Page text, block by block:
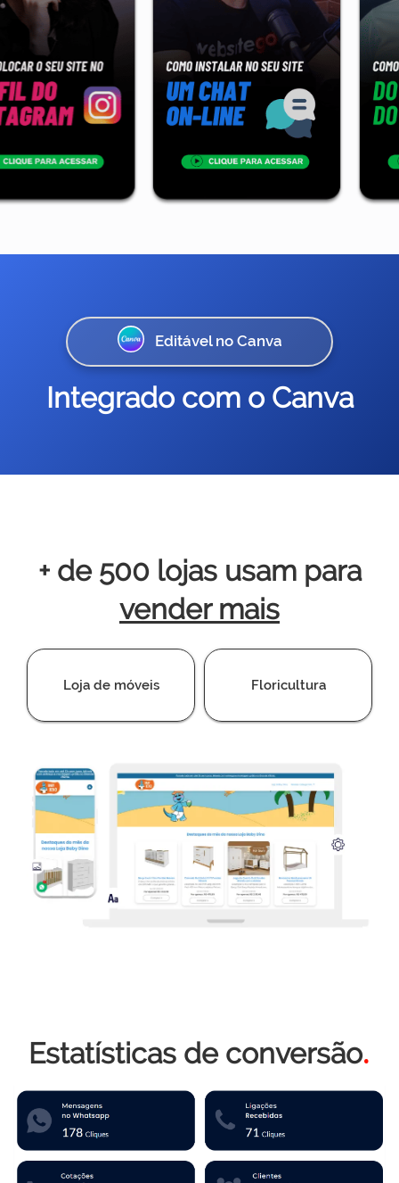
Editável no Canva
Integrado com o Canva
+ de 500 lojas usam para
vender mais
Loja de móveis Floricultura
Estatísticas de conversão.